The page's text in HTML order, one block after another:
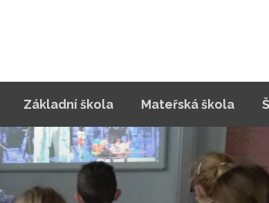
Základní škola Mateřská škola